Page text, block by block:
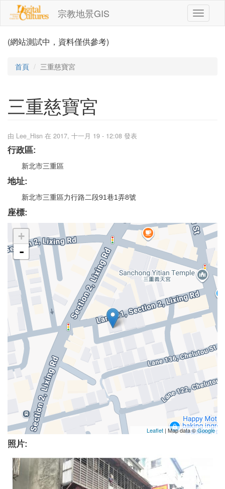
移至主內容
宗教地景GIS
Toggle
(網站測試中，資料僅供參考)
首頁 三重慈寶宮
三重慈寶宮
由 Lee_Hisn 在 2017, 十一月 19 - 12:08 發表
行政區:
新北市三重區
地址:
新北市三重區力行路二段91巷1弄8號
座標:
+
-
Leaflet | Map data ©Google
照片: